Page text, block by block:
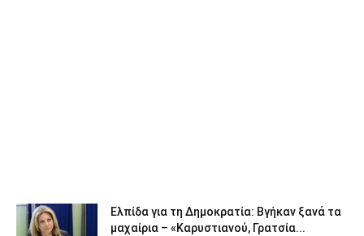
Ελπίδα για τη Δημοκρατία: Βγήκαν ξανά τα
μαχαίρια – «Καρυστιανού, Γρατσία...